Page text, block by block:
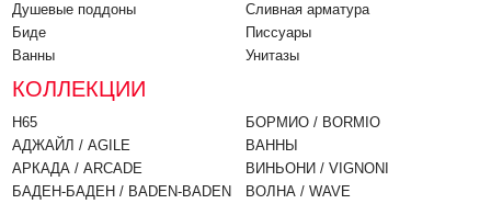
Душевые поддоны
Биде
Ванны
Cливная арматура
Писсуары
Унитазы
КОЛЛЕКЦИИ
H65
АДЖАЙЛ / AGILE
АРКАДА / ARCADE
БАДЕН-БАДЕН / BADEN-BADEN
БОРМИО / BORMIO
ВАННЫ
ВИНЬОНИ / VIGNONI
ВОЛНА / WAVE